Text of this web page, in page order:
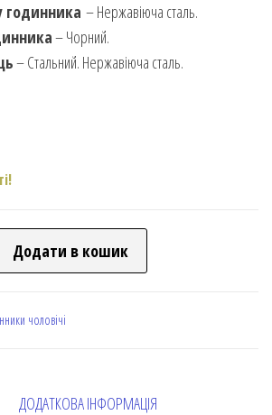
годинника – Нержавіюча сталь.
– Чорний.
– Стальний. Нержавіюча сталь.
Додати в кошик
чоловічі
ДОДАТКОВА ІНФОРМАЦІЯ